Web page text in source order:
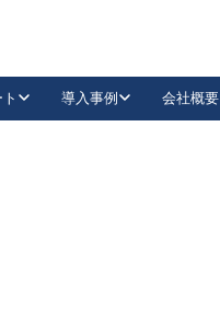
導入事例 会社概要